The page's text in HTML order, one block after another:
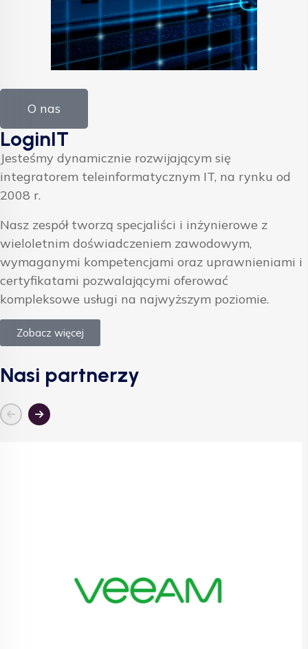
O nas
LoginIT
Jesteśmy dynamicznie rozwijającym się
integratorem teleinformatycznym IT, na rynku od
2008 r.
Nasz zespół tworzą specjaliści i inżynierowe z
wieloletnim doświadczeniem zawodowym,
wymaganymi kompetencjami oraz uprawnieniami i
certyfikatami pozwalającymi oferować
kompleksowe usługi na najwyższym poziomie.
Zobacz więcej
Nasi partnerzy